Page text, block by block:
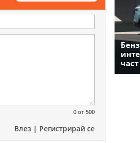
0 от 500
Влез | Регистрирай се
част